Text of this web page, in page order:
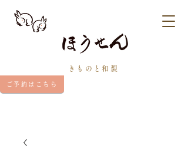
きものと和裂
ご予約はこちら